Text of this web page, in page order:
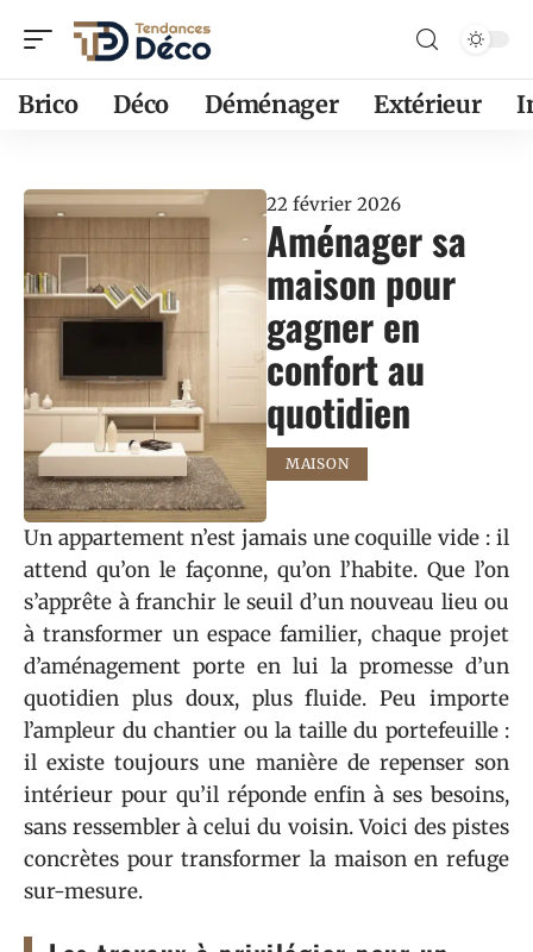
Brico Déco Déménager Extérieur
22 février 2026
Aménager sa
maison pour
gagner en
confort au
quotidien
MAISON
Un appartement n’est jamais une coquille vide : il
attend qu’on le façonne, qu’on l’habite. Que l’on
s’apprête à franchir le seuil d’un nouveau lieu ou
à transformer un espace familier, chaque projet
d’aménagement porte en lui la promesse d’un
quotidien plus doux, plus fluide. Peu importe
l’ampleur du chantier ou la taille du portefeuille :
il existe toujours une manière de repenser son
intérieur pour qu’il réponde enfin à ses besoins,
sans ressembler à celui du voisin. Voici des pistes
concrètes pour transformer la maison en refuge
sur-mesure.